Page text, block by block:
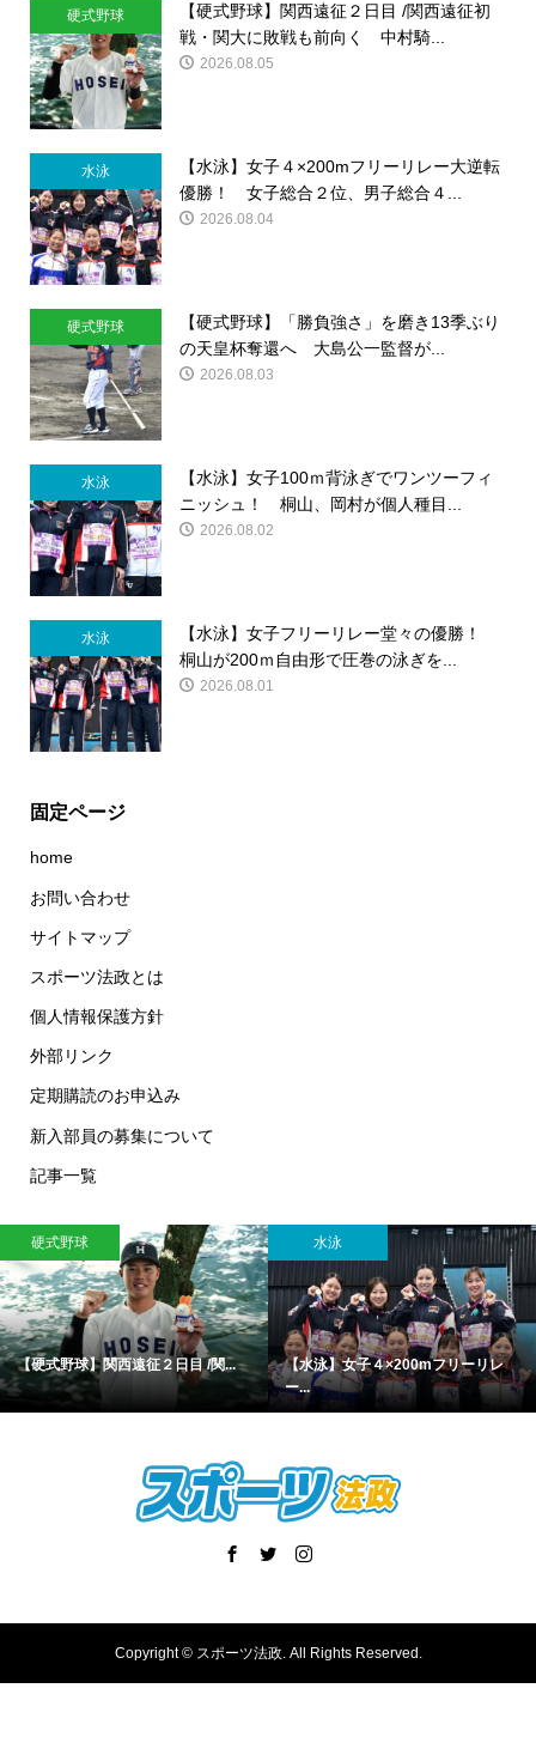
硬式野球
【硬式野球】関西遠征２日目 /関西遠征初
戦・関大に敗戦も前向く 中村騎...
2026.08.05
水泳
【水泳】女子４×200mフリーリレー大逆転
優勝！ 女子総合２位、男子総合４...
2026.08.04
硬式野球
【硬式野球】「勝負強さ」を磨き13季ぶり
の天皇杯奪還へ 大島公一監督が...
2026.08.03
水泳
【水泳】女子100ｍ背泳ぎでワンツーフィ
ニッシュ！ 桐山、岡村が個人種目...
2026.08.02
水泳
【水泳】女子フリーリレー堂々の優勝！
桐山が200ｍ自由形で圧巻の泳ぎを...
2026.08.01
固定ページ
home
お問い合わせ
サイトマップ
スポーツ法政とは
個人情報保護方針
外部リンク
定期購読のお申込み
新入部員の募集について
記事一覧
硬式野球
【硬式野球】関西遠征２日目 /関...
水泳
【水泳】女子４×200mフリーリレ
ー...
Copyright ©スポーツ法政. All Rights Reserved.